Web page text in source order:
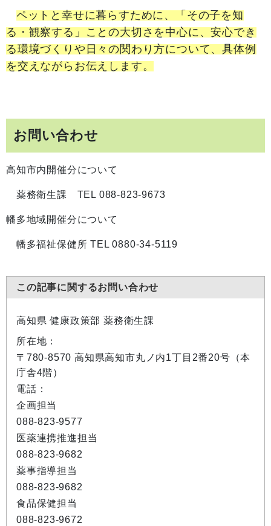
ペットと幸せに暮らすために、「その子を知
る・観察する」ことの大切さを中心に、安心でき
る環境づくりや日々の関わり方について、具体例
を交えながらお伝えします。
お問い合わせ
高知市内開催分について
薬務衛生課 TEL 088-823-9673
幡多地域開催分について
幡多福祉保健所 TEL 0880-34-5119
この記事に関するお問い合わせ
高知県 健康政策部 薬務衛生課
所在地：
〒780-8570 高知県高知市丸ノ内1丁目2番20号（本
庁舎4階）
電話：
企画担当
088-823-9577
医薬連携推進担当
088-823-9682
薬事指導担当
088-823-9682
食品保健担当
088-823-9672